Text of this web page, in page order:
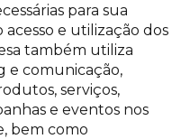
para sua
e utilização dos
também utiliza
e comunicação,
serviços,
e eventos nos
bem como